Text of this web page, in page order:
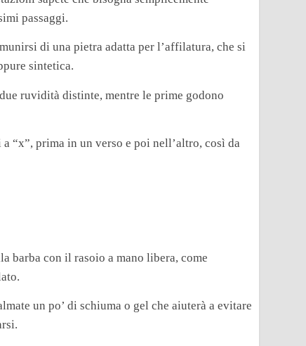
passaggi.
di una pietra adatta per l’affilatura, che si
sintetica.
ruvidità distinte, mentre le prime godono
“x”, prima in un verso e poi nell’altro, così da
barba con il rasoio a mano libera, come
un po’ di schiuma o gel che aiuterà a evitare